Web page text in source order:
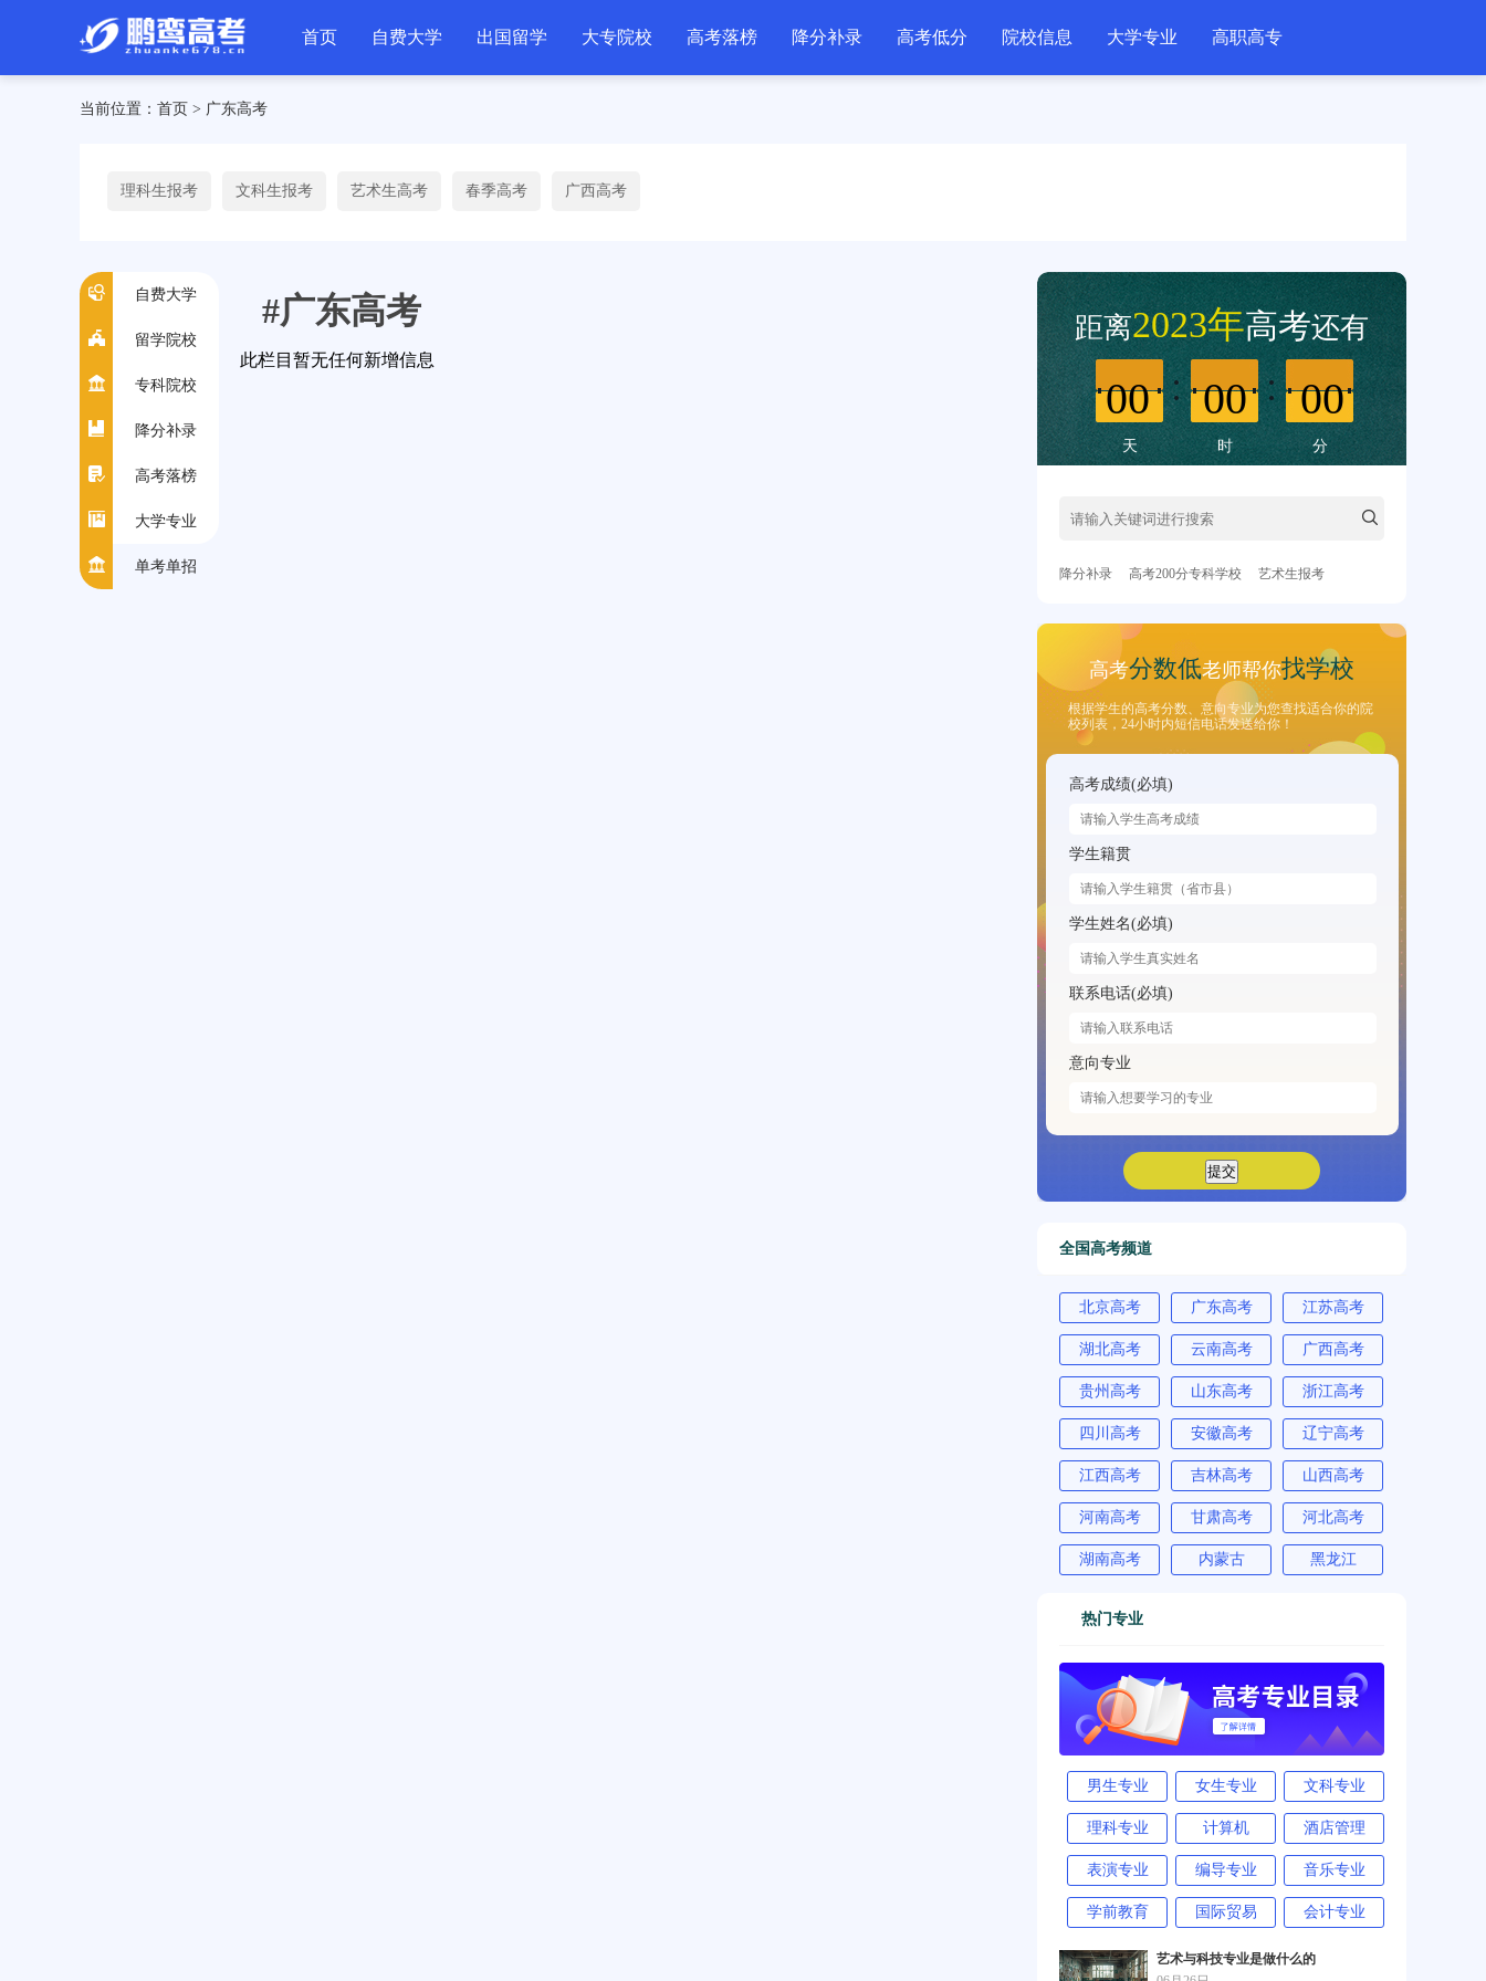
首页 自费大学 出国留学 大专院校 高考落榜 降分补录 高考低分 院校信息 大学专业 高职高专
当前位置： 首页 > 广东高考
理科生报考 文科生报考 艺术生高考 春季高考 广西高考
自费大学
留学院校
专科院校
降分补录
高考落榜
大学专业
单考单招
#广东高考
此栏目暂无任何新增信息
距离2023年高考还有
00 00 00
天 时 分
降分补录 高考200分专科学校 艺术生报考
高考分数低老师帮你找学校
根据学生的高考分数、意向专业为您查找适合你的院
校列表，24小时内短信电话发送给你！
高考成绩(必填)
学生籍贯
学生姓名(必填)
联系电话(必填)
意向专业
全国高考频道
北京高考 广东高考 江苏高考
湖北高考 云南高考 广西高考
贵州高考 山东高考 浙江高考
四川高考 安徽高考 辽宁高考
江西高考 吉林高考 山西高考
河南高考 甘肃高考 河北高考
湖南高考 内蒙古 黑龙江
热门专业
男生专业 女生专业 文科专业
理科专业 计算机 酒店管理
表演专业 编导专业 音乐专业
学前教育 国际贸易 会计专业
艺术与科技专业是做什么的